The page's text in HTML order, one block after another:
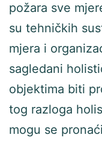
požara sve
su tehničkih
mjera i
sagledani
objektima biti
tog razloga
mogu se